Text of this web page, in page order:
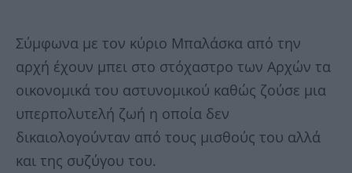
Σύμφωνα με τον κύριο Μπαλάσκα από την
αρχή έχουν μπει στο στόχαστρο των Αρχών τα
οικονομικά του αστυνομικού καθώς ζούσε μια
υπερπολυτελή ζωή η οποία δεν
δικαιολογούνταν από τους μισθούς του αλλά
και της συζύγου του.